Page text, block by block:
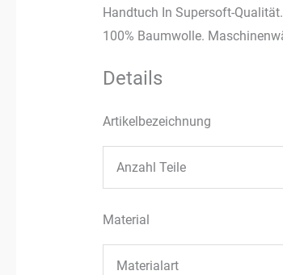
Handtuch In Supersoft-
100% Baumwolle.
Details
Artikelbezeichnung
Anzahl Teile
Material
Materialart